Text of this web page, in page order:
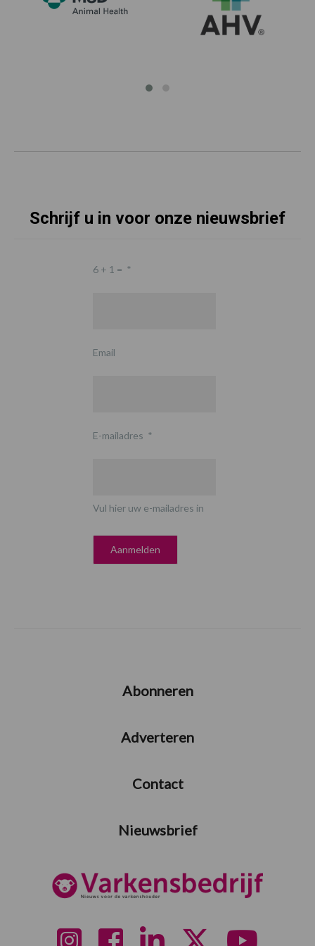
Schrijf u in voor onze nieuwsbrief
6 + 1 = *
Email
E-mailadres *
Vul hier uw e-mailadres in
Abonneren
Adverteren
Contact
Nieuwsbrief